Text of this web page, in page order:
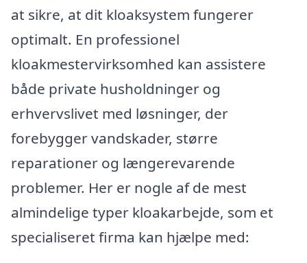
at sikre, at dit kloaksystem fungerer
optimalt. En professionel
kloakmestervirksomhed kan assistere
både private husholdninger og
erhvervslivet med løsninger, der
forebygger vandskader, større
reparationer og længerevarende
problemer. Her er nogle af de mest
almindelige typer kloakarbejde, som et
specialiseret firma kan hjælpe med: